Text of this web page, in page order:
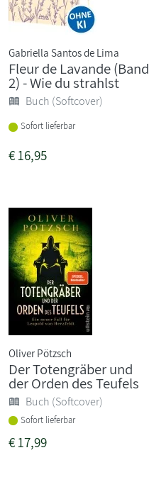
Gabriella Santos de Lima
Fleur de Lavande (Band
2) - Wie du strahlst
Buch (Softcover)
Sofort lieferbar
€16,95
Oliver Pötzsch
Der Totengräber und
der Orden des Teufels
Buch (Softcover)
Sofort lieferbar
€17,99